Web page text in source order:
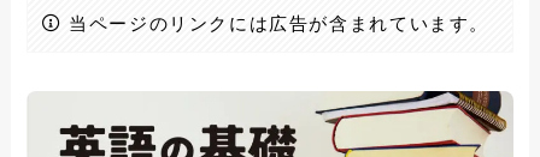
当ページのリンクには広告が含まれています。